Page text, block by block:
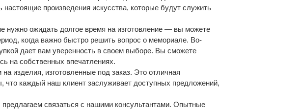
произведения искусства, которые будут служить
нужно ожидать долгое время на изготовление — вы можете
когда важно быстро решить вопрос о мемориале. Во-
дает вам уверенность в своем выборе. Вы сможете
на собственных впечатлениях.
изделия, изготовленные под заказ. Это отличная
что каждый наш клиент заслуживает доступных предложений,
связаться с нашими консультантами. Опытные